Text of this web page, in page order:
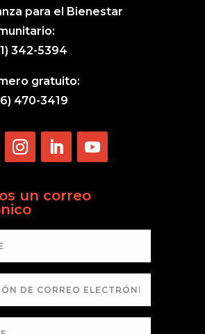
para el Bienestar
342-5394
gratuito:
470-3419
un correo